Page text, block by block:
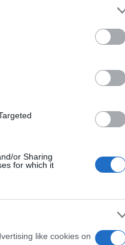
or Sharing
for which it
like cookies on
η
με
την
Fars: Το
από το
06/08/
ΔΙΕΘΝΗ
από
06/
Συρία: